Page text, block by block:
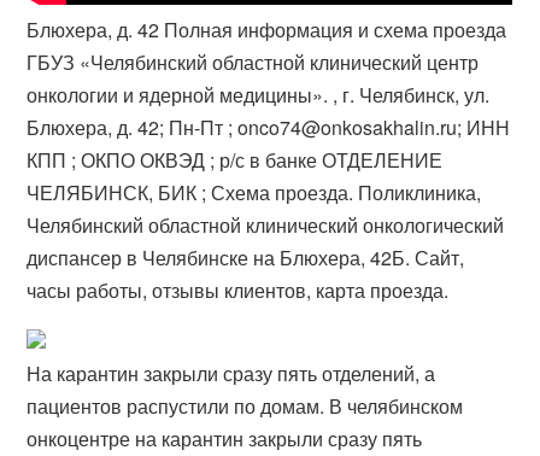
Блюхера, д. 42 Полная информация и схема проезда
ГБУЗ «Челябинский областной клинический центр
онкологии и ядерной медицины». , г. Челябинск, ул.
Блюхера, д. 42; Пн-Пт ; onco74@onkosakhalin.ru; ИНН
КПП ; ОКПО ОКВЭД ; р/с в банке ОТДЕЛЕНИЕ
ЧЕЛЯБИНСК, БИК ; Схема проезда. Поликлиника,
Челябинский областной клинический онкологический
диспансер в Челябинске на Блюхера, 42Б. Сайт,
часы работы, отзывы клиентов, карта проезда.
На карантин закрыли сразу пять отделений, а
пациентов распустили по домам. В челябинском
онкоцентре на карантин закрыли сразу пять